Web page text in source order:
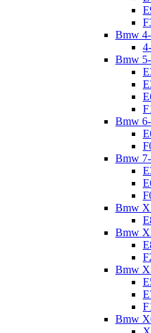
Bmw
Bmw
Bmw
Bmw
Bmw
Bmw
Bmw
Bmw